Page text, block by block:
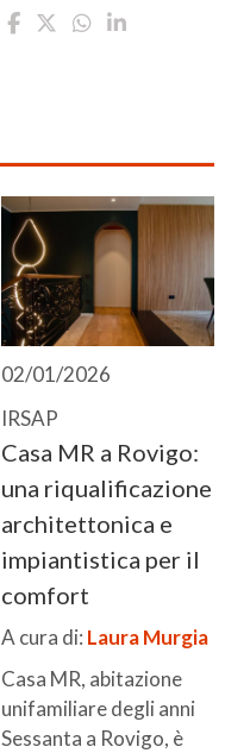
02/01/2026
IRSAP
Casa MR a Rovigo:
una riqualificazione
architettonica e
impiantistica per il
comfort
A cura di: Laura Murgia
Casa MR, abitazione
unifamiliare degli anni
Sessanta a Rovigo, è